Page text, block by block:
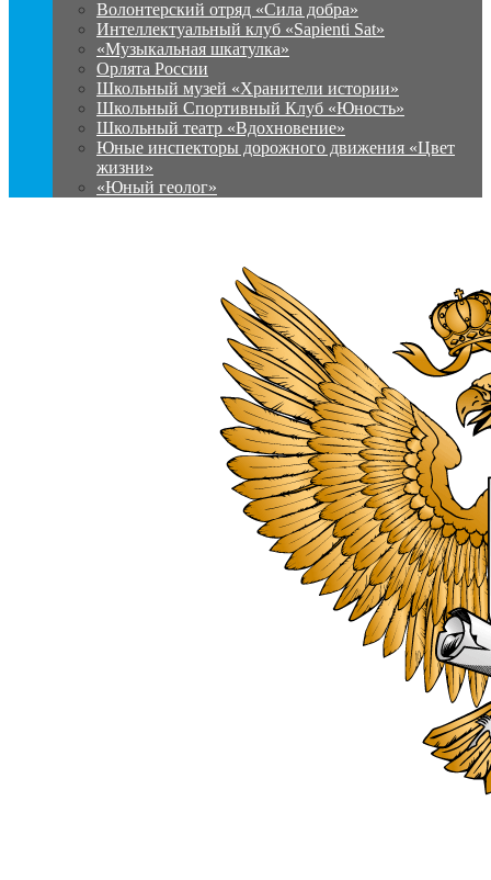
Волонтерский отряд «Сила добра»
Интеллектуальный клуб «Sapienti Sat»
«Музыкальная шкатулка»
Орлята России
Школьный музей «Хранители истории»
Школьный Спортивный Клуб «Юность»
Школьный театр «Вдохновение»
Юные инспекторы дорожного движения «Цвет
жизни»
«Юный геолог»